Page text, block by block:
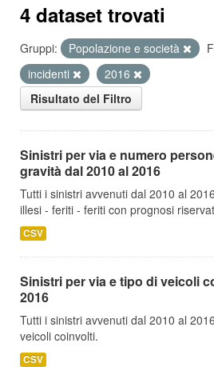
4 dataset trovati
Gruppi: Popolazione e società
incidenti
2016
Risultato del Filtro
Sinistri per via e numero
gravità dal 2010 al 2016
Tutti i sinistri avvenuti dal 2010 al
illesi - feriti - feriti con prognosi
CSV
Sinistri per via e tipo di veicoli
2016
Tutti i sinistri avvenuti dal 2010 al
veicoli coinvolti.
CSV